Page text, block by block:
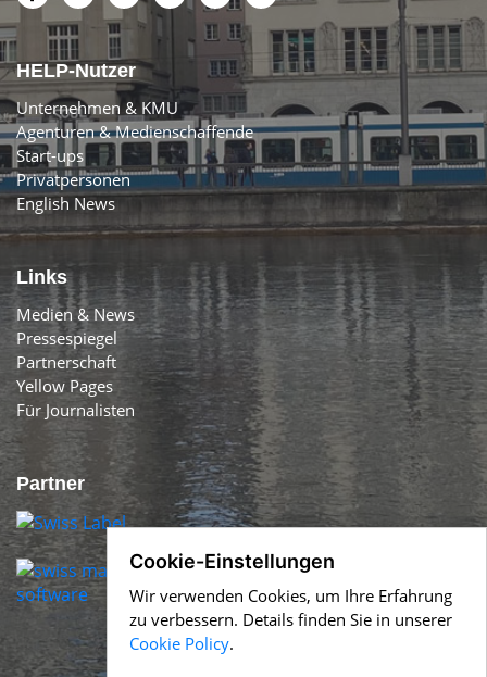
HELP-Nutzer
Unternehmen & KMU
Agenturen & Medienschaffende
Start-ups
Privatpersonen
English News
Links
Medien & News
Pressespiegel
Partnerschaft
Yellow Pages
Für Journalisten
Partner
Cookie-Einstellungen
Wir verwenden Cookies, um Ihre Erfahrung
zu verbessern. Details finden Sie in unserer
Cookie Policy.